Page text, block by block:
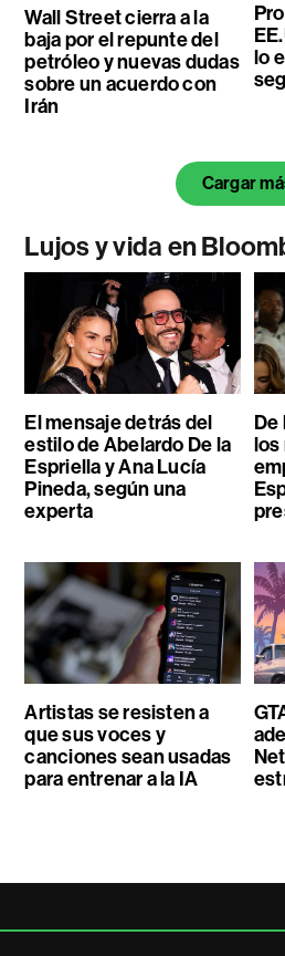
Wall Street cierra a la
baja por el repunte del
petróleo y nuevas dudas
sobre un acuerdo con
Irán
lo
Cargar
Lujos y vida en
El mensaje detrás del
estilo de Abelardo De la
Espriella y Ana Lucía
Pineda, según una
experta
De
los
Artistas se resisten a
que sus voces y
canciones sean usadas
para entrenar a la IA